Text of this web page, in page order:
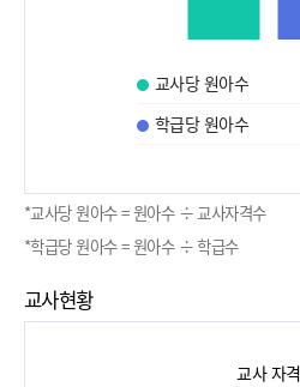
교사당 원아수
학급당 원아수
*교사당 원아수 = 원아수 ÷ 교사자격수
*학급당 원아수 = 원아수 ÷ 학급수
교사현황
교사 자격